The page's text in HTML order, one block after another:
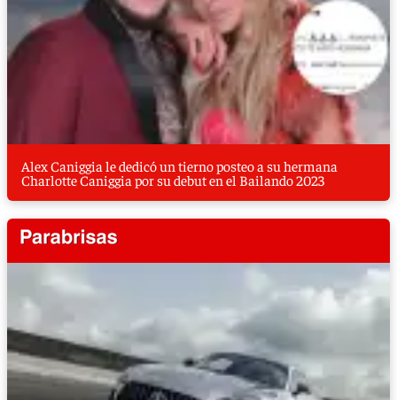
Alex Caniggia le dedicó un tierno posteo a su hermana
Charlotte Caniggia por su debut en el Bailando 2023